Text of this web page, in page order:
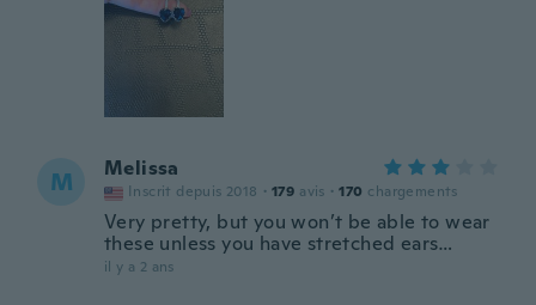
M Melissa
Inscrit depuis 2018 · 179 avis · 170 chargements
Very pretty, but you won’t be able to wear
these unless you have stretched ears…
il y a 2 ans